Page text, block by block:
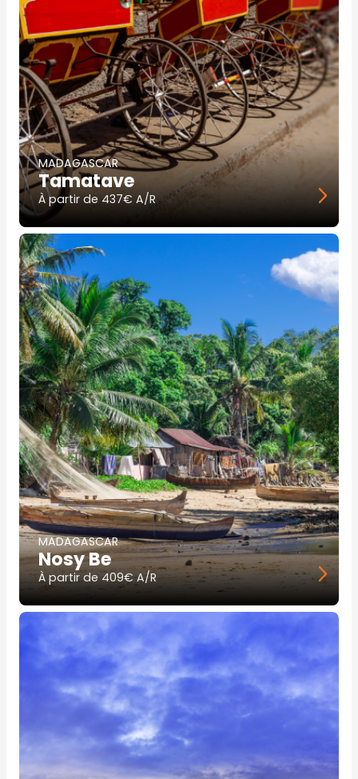
MADAGASCAR
Tamatave
À partir de437€ A/R
Image
principale
MADAGASCAR
Nosy Be
À partir de 409€ A/R
Image
principale